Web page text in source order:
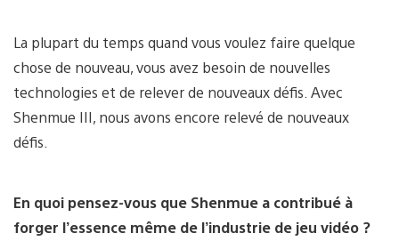
La plupart du temps quand vous voulez faire quelque
chose de nouveau, vous avez besoin de nouvelles
technologies et de relever de nouveaux défis. Avec
Shenmue III, nous avons encore relevé de nouveaux
défis.
En quoi pensez-vous que Shenmue a contribué à
forger l’essence même de l’industrie de jeu vidéo ?